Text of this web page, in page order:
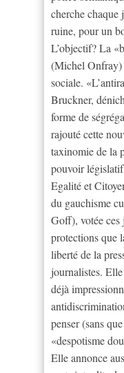
cherche chaque
ruine, pour un
L’objectif? La
(Michel Onfray)
sociale.
Bruckner,
forme de
rajouté cette
taxinomie de la
pouvoir législatif
Egalité et
du gauchisme
Goff), votée
protections que
liberté de la
journalistes.
déjà
penser (sans
«despotisme
Elle annonce